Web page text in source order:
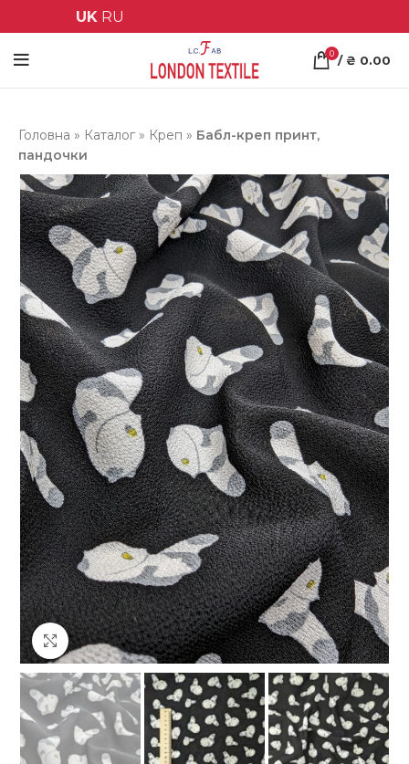
UK RU
0 / ₴ 0.00
Головна » Каталог » Креп » Бабл-креп принт,
пандочки
Клацніть, щоб збільшити